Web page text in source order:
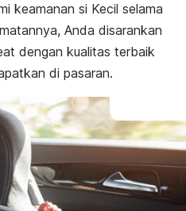
keamanan si Kecil selama
Anda disarankan
dengan kualitas terbaik
di pasaran.